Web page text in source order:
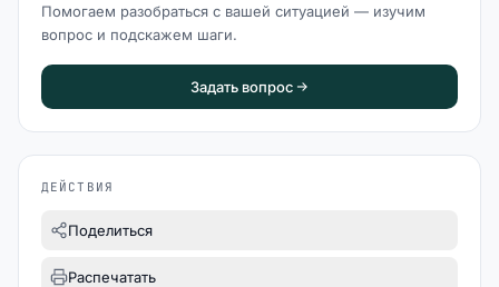
Помогаем разобраться с вашей ситуацией — изучим
вопрос и подскажем шаги.
Задать вопрос
ДЕЙСТВИЯ
Поделиться
Распечатать